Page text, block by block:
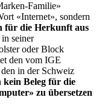
Familie»
«Internet», sondern
für die Herkunft aus
seiner
oder Block
den vom IGE
in der Schweiz
kein Beleg für die
zu übersetzen